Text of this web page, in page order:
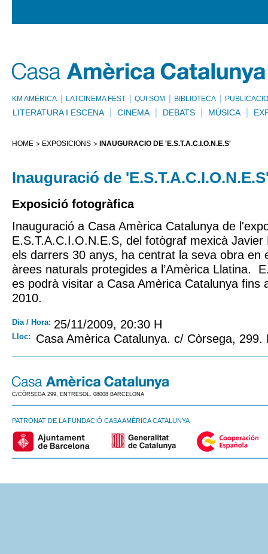
KM AMÈRICA LATCINEMA FEST QUI SOM BIBLIOTECA
LITERATURA I ESCENA CINEMA DEBATS MÚSICA
HOME EXPOSICIONS INAUGURACIÓ DE 'E.S.T.A.C.I.O.N.E.S'
Inauguració de
Exposició fotogràfica
Inauguració a Casa Amèrica Catalunya de
E.S.T.A.C.I.O.N.E.S, del fotògraf mexicà Javier
els darrers 30 anys, ha centrat la seva obra en
àrees naturals protegides a l’Amèrica Llatina.
es podrà visitar a Casa Amèrica Catalunya fins
2010.
Dia / Hora: 25/11/2009, 20:30 H
Lloc: Casa Amèrica Catalunya. c/ Còrsega, 299.
C/CÒRSEGA 299, ENTRESOL. 08008 BARCELONA
PATRONAT DE LA FUNDACIÓ CASA AMÈRICA CATALUNYA